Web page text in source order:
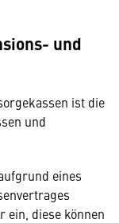
und
ist die
und
eines
diese können